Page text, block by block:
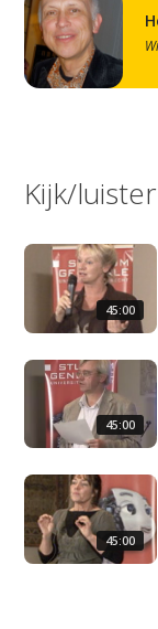
Kijk/
45:00
45:00
45:00